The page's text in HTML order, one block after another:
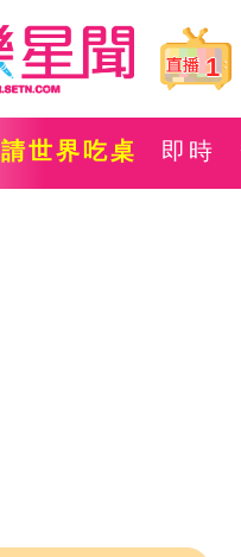
1
請世界吃桌 即時